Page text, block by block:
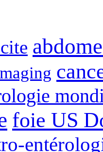
foie US